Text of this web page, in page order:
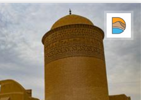
دریاچه کویر